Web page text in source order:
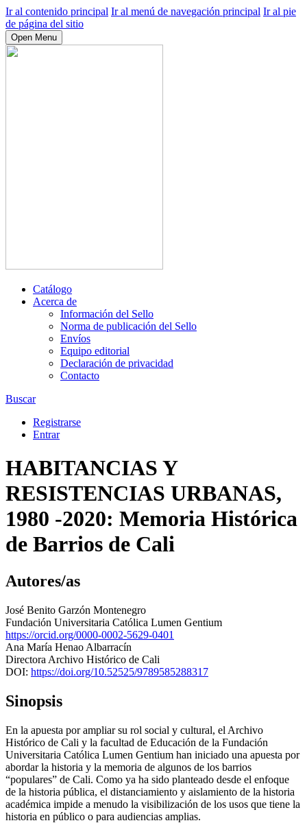
Ir al contenido principal Ir al menú de navegación principal Ir al pie
de página del sitio
Open Menu
Catálogo
Acerca de
Información del Sello
Norma de publicación del Sello
Envíos
Equipo editorial
Declaración de privacidad
Contacto
Buscar
Registrarse
Entrar
HABITANCIAS Y
RESISTENCIAS URBANAS,
1980 -2020: Memoria Histórica
de Barrios de Cali
Autores/as
José Benito Garzón Montenegro
Fundación Universitaria Católica Lumen Gentium
https://orcid.org/0000-0002-5629-0401
Ana María Henao Albarracín
Directora Archivo Histórico de Cali
DOI: https://doi.org/10.52525/9789585288317
Sinopsis
En la apuesta por ampliar su rol social y cultural, el Archivo
Histórico de Cali y la facultad de Educación de la Fundación
Universitaria Católica Lumen Gentium han iniciado una apuesta por
abordar la historia y la memoria de algunos de los barrios
“populares” de Cali. Como ya ha sido planteado desde el enfoque
de la historia pública, el distanciamiento y aislamiento de la historia
académica impide a menudo la visibilización de los usos que tiene la
historia en público o para audiencias amplias.